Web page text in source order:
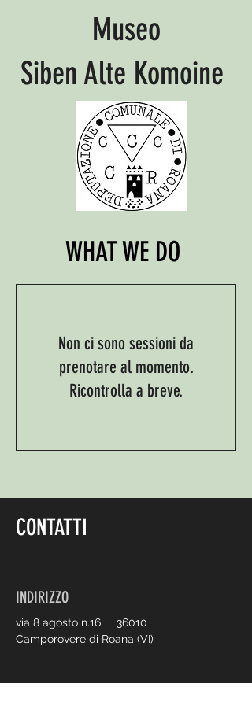
Museo
Siben Alte Komoine
WHAT WE DO
Non ci sono sessioni da
prenotare al momento.
Ricontrolla a breve.
CONTATTI
INDIRIZZO
via 8 agosto n.16 36010
Camporovere di Roana (VI)